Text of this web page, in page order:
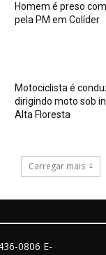
Homem é preso
pela PM em Colíder
Motociclista é
dirigindo moto sob
Alta Floresta
Carregar mais
0806 E-